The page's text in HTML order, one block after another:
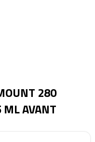
280
ML AVANT